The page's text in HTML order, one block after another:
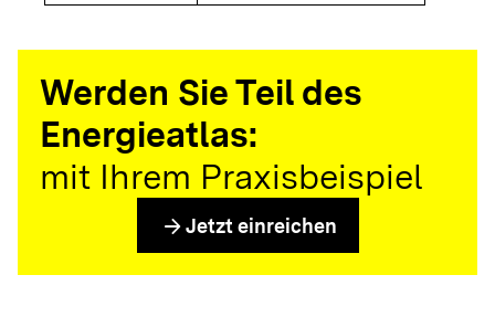
Werden Sie Teil des
Energieatlas:
mit Ihrem Praxisbeispiel
arrow_forward Jetzt einreichen